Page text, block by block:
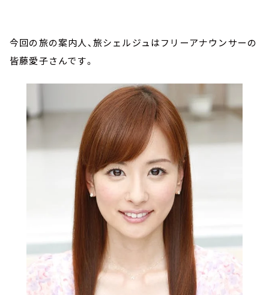
今回の旅の案内人、旅シェルジュはフリーアナウンサーの
皆藤愛子さんです。